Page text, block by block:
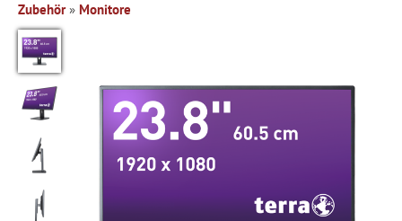
Zubehör» Monitore